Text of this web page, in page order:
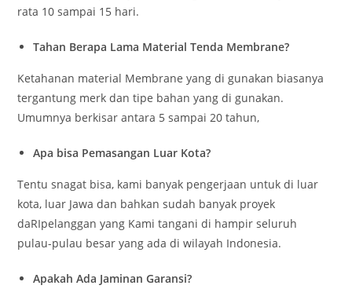
rata 10 sampai 15 hari.
Tahan Berapa Lama Material Tenda Membrane?
Ketahanan material Membrane yang di gunakan biasanya
tergantung merk dan tipe bahan yang di gunakan.
Umumnya berkisar antara 5 sampai 20 tahun,
Apa bisa Pemasangan Luar Kota?
Tentu snagat bisa, kami banyak pengerjaan untuk di luar
kota, luar Jawa dan bahkan sudah banyak proyek
daRIpelanggan yang Kami tangani di hampir seluruh
pulau-pulau besar yang ada di wilayah Indonesia.
Apakah Ada Jaminan Garansi?